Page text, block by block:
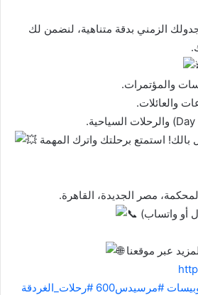
الزمني بدقة متناهية، لنضمن لك
والمؤتمرات.
والعائلات.
#مرسيدس600
#رحلات_الغردقة